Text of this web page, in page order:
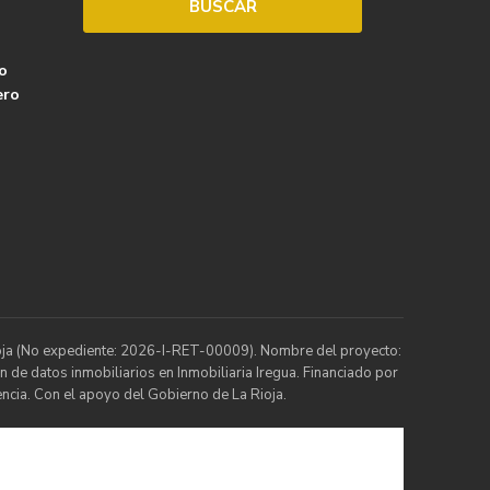
(No expediente: 2026-I-RET-00009). Nombre del proyecto:
datos inmobiliarios en Inmobiliaria Iregua. Financiado por
Con el apoyo del Gobierno de La Rioja.